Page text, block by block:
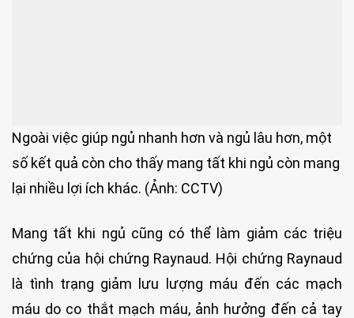
Ngoài việc giúp ngủ nhanh hơn và ngủ lâu hơn, một
số kết quả còn cho thấy mang tất khi ngủ còn mang
lại nhiều lợi ích khác. (Ảnh: CCTV)
Mang tất khi ngủ cũng có thể làm giảm các triệu
chứng của hội chứng Raynaud. Hội chứng Raynaud
là tình trạng giảm lưu lượng máu đến các mạch
máu do co thắt mạch máu, ảnh hưởng đến cả tay